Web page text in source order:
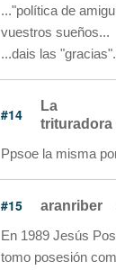
..."política de
vuestros sueños...
...dais las
#14
La
trituradora
Ppsoe la misma
#15 aranriber
En 1989 Jesús
tomo posesión